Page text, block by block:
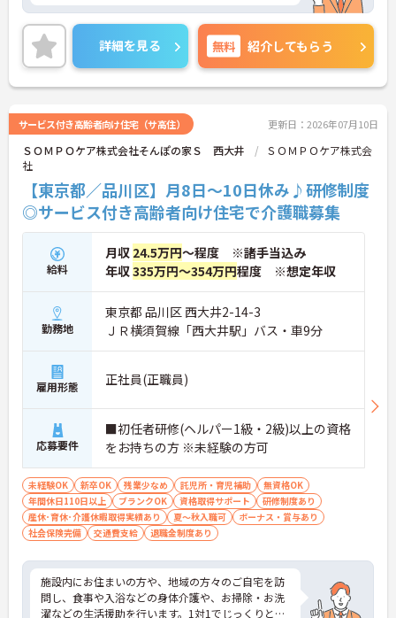
詳細を見る 無料 紹介してもらう
サービス付き高齢者向け住宅（サ高住） 更新日：2026年07月10日
ＳＯＭＰＯケア株式会社そんぽの家Ｓ 西大井
ＳＯＭＰＯケア株式会
社
【東京都／品川区】月8日～10日休み♪研修制度
◎サービス付き高齢者向け住宅で介護職募集
給料
月収 24.5万円～程度 ※諸手当込み
年収335万円～354万円程度 ※想定年収
勤務地
東京都 品川区 西大井2-14-3
ＪＲ横須賀線「西大井駅」バス・車9分
雇用形態 正社員(正職員)
応募要件
■初任者研修(ヘルパー1級・2級)以上の資格
をお持ちの方 ※未経験の方可
未経験OK 新卒OK 残業少なめ 託児所・育児補助
無資格OK
年間休日110日以上
ブランクOK 資格取得サポート
研修制度あり
産休･育休･介護休暇取得実績あり
夏～秋入職可
ボーナス・賞与あり
社会保険完備
交通費支給 退職金制度あり
施設内にお住まいの方や、地域の方々のご自宅を訪
問し、食事や入浴などの身体介護や、お掃除・お洗
濯などの生活援助を行います。1対1でじっくりと向